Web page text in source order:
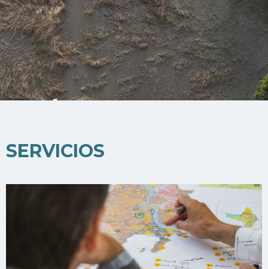
científico aplicado desde la geografía
análisis territorial y riesgos de origen
natural, socionatural y antrópico.
SERVICIOS